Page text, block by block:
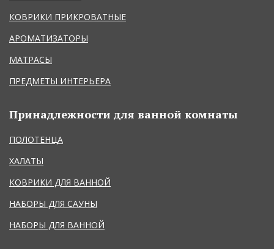
КОВРИКИ ПРИКРОВАТНЫЕ
АРОМАТИЗАТОРЫ
МАТРАСЫ
ПРЕДМЕТЫ ИНТЕРЬЕРА
Принадлежности для ванной комнаты
ПОЛОТЕНЦА
ХАЛАТЫ
КОВРИКИ ДЛЯ ВАННОЙ
НАБОРЫ ДЛЯ САУНЫ
НАБОРЫ ДЛЯ ВАННОЙ